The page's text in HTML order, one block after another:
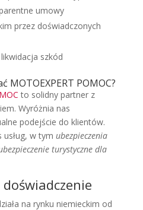
umowy
przez doświadczonych
szkód
MOTOEXPERT POMOC?
to solidny partner z
Wyróżnia nas
podejście do klientów.
w tym ubezpieczenia
turystyczne dla
na rynku niemieckim od